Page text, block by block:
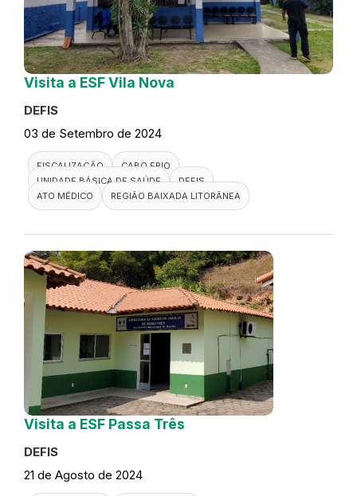
Visita a ESF Vila Nova
DEFIS
03 de Setembro de 2024
FISCALIZAÇÃO
CABO FRIO
UNIDADE BÁSICA DE SAÚDE
DEFIS
ATO MÉDICO
REGIÃO BAIXADA LITORÂNEA
Visita a ESF Passa Três
DEFIS
21 de Agosto de 2024